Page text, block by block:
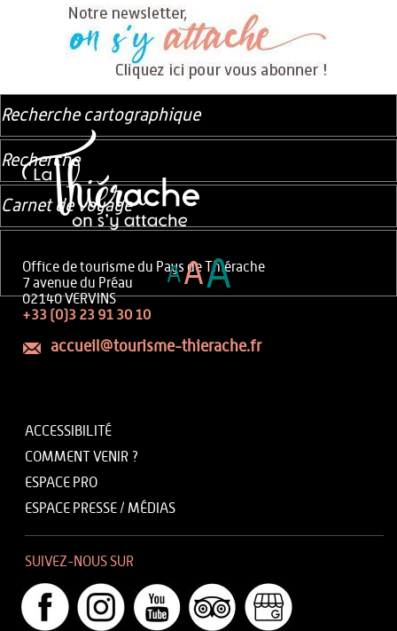
Office de tourisme du Pays de Thiérache
7 avenue du Préau
02140 VERVINS
+33 (0)3 23 91 30 10
accueil@tourisme-thierache.fr
ACCESSIBILITÉ
COMMENT VENIR ?
ESPACE PRO
ESPACE PRESSE / MÉDIAS
SUIVEZ-NOUS SUR
Recherche cartographique
Recherche
Carnet de voyage
AAA